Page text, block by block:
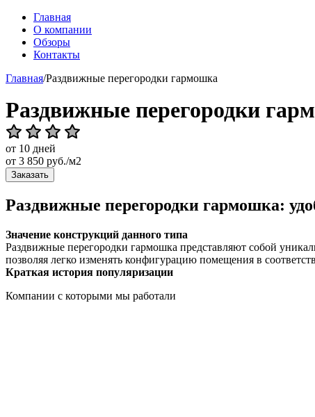
Главная
О компании
Обзоры
Контакты
Главная/Раздвижные перегородки гармошка
Раздвижные перегородки
от 10 дней
от 3 850 руб./м2
Заказать
Раздвижные перегородки гармошка:
Значение конструкций данного типа
Раздвижные перегородки гармошка представляют собой
позволяя легко изменять конфигурацию помещения в
Краткая история популяризации
Компании с которыми мы работали